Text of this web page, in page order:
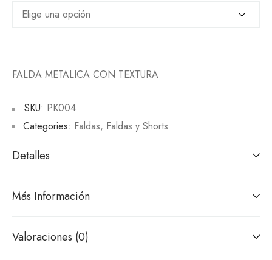
FALDA METALICA CON TEXTURA
SKU: PK004
Categories: Faldas, Faldas y Shorts
Detalles
Más Información
Valoraciones (0)